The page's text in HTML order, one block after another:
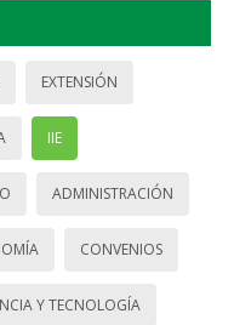
EXTENSIÓN
IIE
ADMINISTRACIÓN
CONVENIOS
Y TECNOLOGÍA